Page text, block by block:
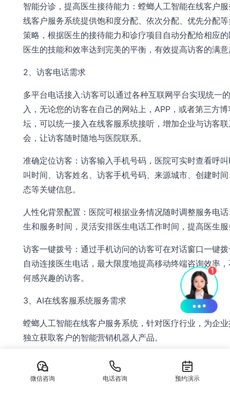
智能分诊，提高医生接待能力：螳螂人工智能在线客户
线客户服务系统提供饱和度分配、依次分配、优先分配
策略，根据医生的接待能力和诊疗项目自动分配给相应
医生的技能和效率达到完美的平衡，有效提高访客的满
2、访客电话需求
多平台电话接入:访客可以通过各种互联网平台实现统一
入，无论您的访客在自己的网站上，APP，或者第三方
坛，可以统一接入在线客服系统接听，增加企业与访客
会，让访客随时随地与医院联系。
准确定位访客：访客输入手机号码，医院可实时查看呼
叫时间、访客姓名、访客手机号码、来源城市、创建时
态等关键信息。
人性化背景配置：医院可根据业务情况随时调整服务电
生和服务时间，灵活安排医生电话工作时间，提高医生
访客一键拨号：通过手机访问的访客可在对话窗口一键
自动连接医生电话，最大限度地提高移动终端咨询效率
何感兴趣的访客。
3、AI在线客服系统服务需求
螳螂人工智能在线客户服务系统，针对医疗行业，为企
独立获取客户的智能营销机器人产品。
人工智能在线客户服务系统具有回复速度快、24小时在
的优点。同时，高功率可以完全取代人工客户服务，独
微信咨询 电话咨询 预约演示